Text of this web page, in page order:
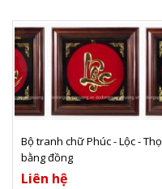
Xem thêm
Bộ tranh chữ Phúc - Lộc - Thọ
bằng đồng
Liên hệ